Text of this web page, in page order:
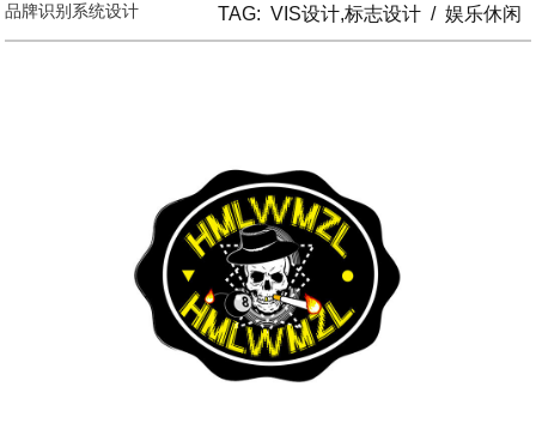
品牌识别系统设计 TAG: VIS设计,标志设计 / 娱乐休闲